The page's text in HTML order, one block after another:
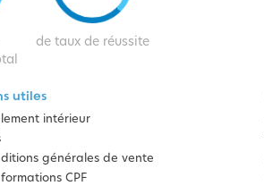
de taux de réussite
utiles
intérieur
générales de vente
formations CPF